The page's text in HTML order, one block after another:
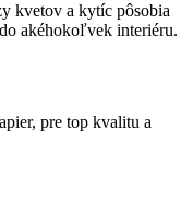
kvetov a kytíc pôsobia
akéhokoľvek interiéru.
pre top kvalitu a